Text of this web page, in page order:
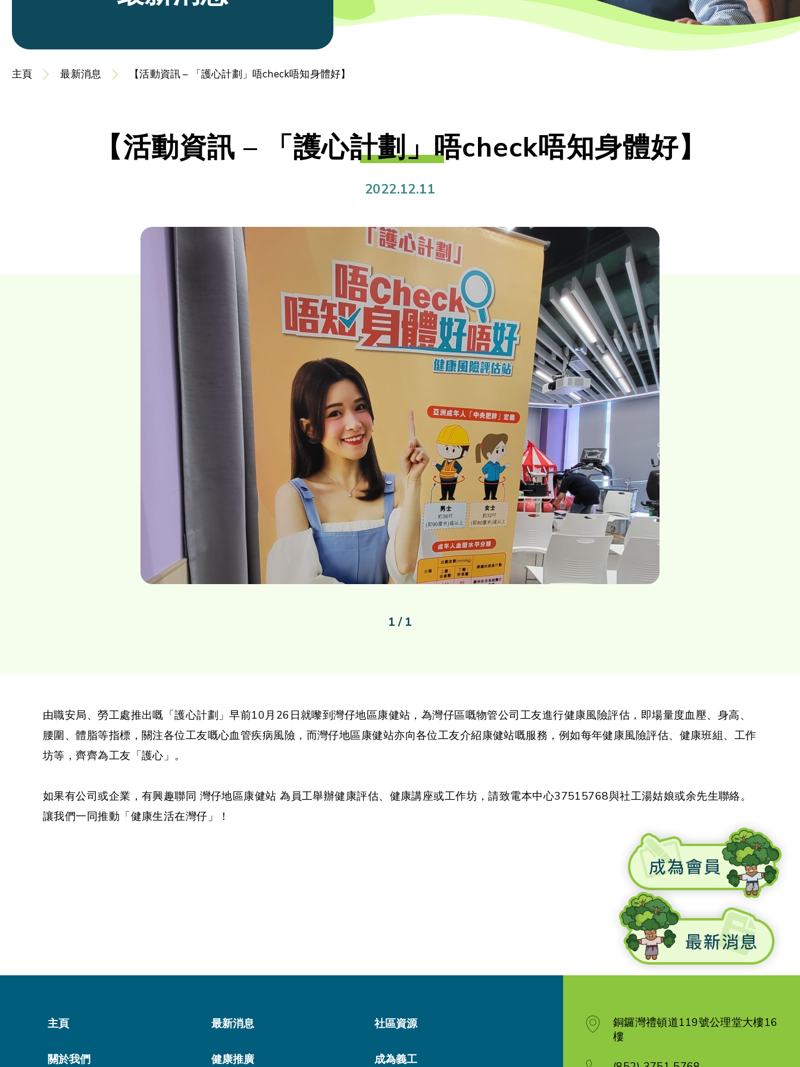
主頁 最新消息 【活動資訊 – 「護心計劃」唔check唔知身體好】
【活動資訊 – 「護心計劃」唔check唔知身體好】
2022.12.11
1 / 1
由職安局、勞工處推出嘅「護心計劃」早前10月26日就嚟到灣仔地區康健站，為灣仔區嘅物管公司工友進行健康風險評估，即場量度血壓、身高、
腰圍、體脂等指標，關注各位工友嘅心血管疾病風險，而灣仔地區康健站亦向各位工友介紹康健站嘅服務，例如每年健康風險評估、健康班組、工作
坊等，齊齊為工友「護心」。
如果有公司或企業，有興趣聯同 灣仔地區康健站 為員工舉辦健康評估、健康講座或工作坊，請致電本中心37515768與社工湯姑娘或余先生聯絡。
讓我們一同推動「健康生活在灣仔」！
主頁
關於我們
最新消息
健康推廣
社區資源
成為義工
銅鑼灣禮頓道119號公理堂大樓16
樓